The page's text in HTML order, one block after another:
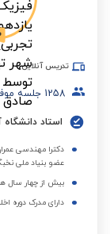
تدریس آنلاین
1258 جلسه
دکترا مهندسی
عضو بنیاد ملی
بیش از چهار سال
دارای مدرک دوره